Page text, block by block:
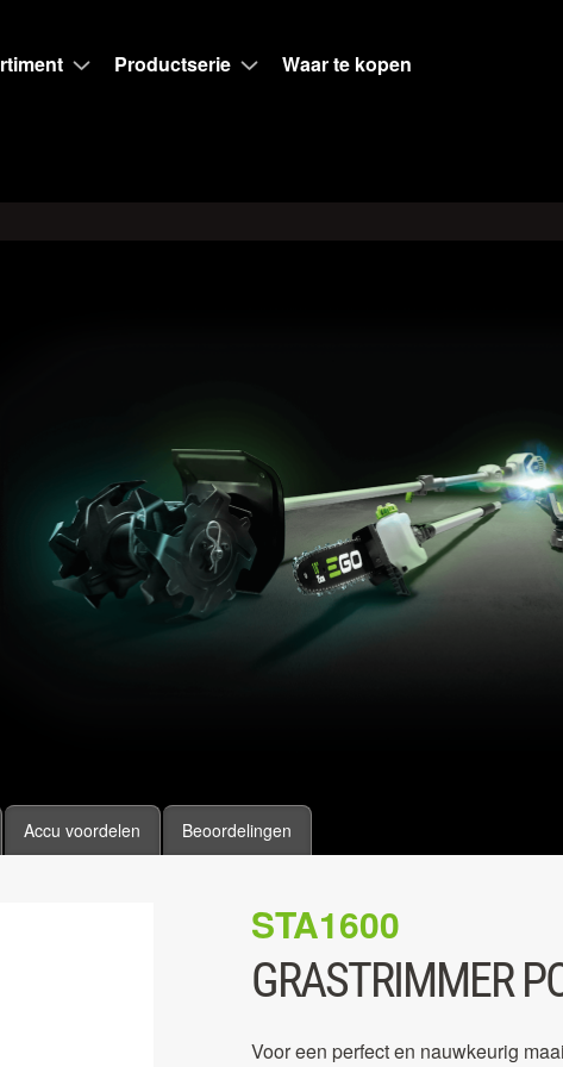
Productserie Waar te kopen
Accu voordelen Beoordelingen
STA1600
GRASTRIMMER
Voor een perfect en nauwkeurig